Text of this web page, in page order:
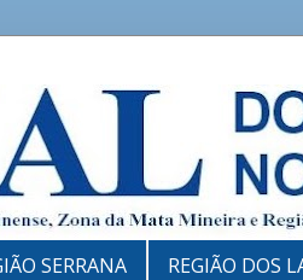
SERRANA REGIÃO DOS